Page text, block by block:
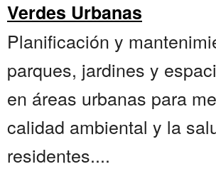
Verdes Urbanas
Planificación y
parques, jardines y
en áreas urbanas para
calidad ambiental y la
residentes....